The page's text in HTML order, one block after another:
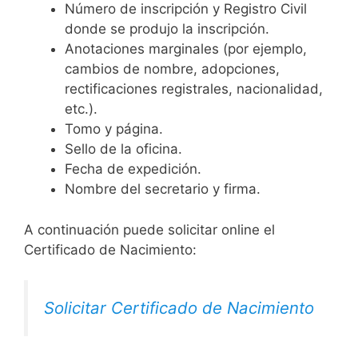
Número de inscripción y Registro Civil
donde se produjo la inscripción.
Anotaciones marginales (por ejemplo,
cambios de nombre, adopciones,
rectificaciones registrales, nacionalidad,
etc.).
Tomo y página.
Sello de la oficina.
Fecha de expedición.
Nombre del secretario y firma.
A continuación puede solicitar online el
Certificado de Nacimiento:
Solicitar Certificado de Nacimiento